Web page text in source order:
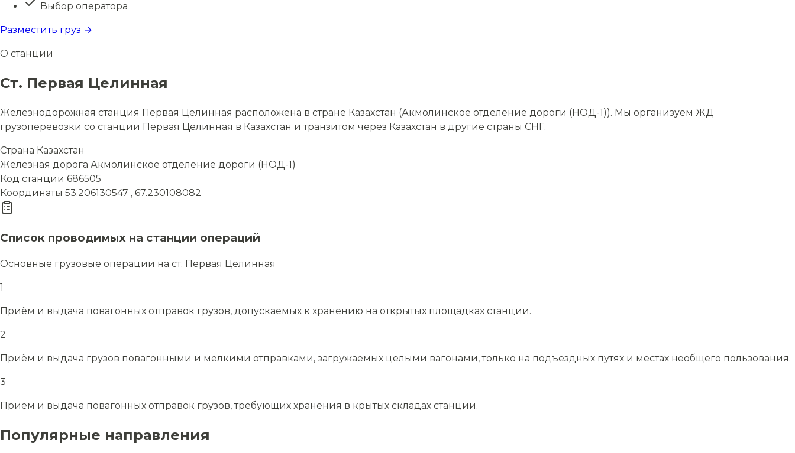
Выбор оператора
Разместить груз →
О станции
Ст. Первая Целинная
Железнодорожная станция Первая Целинная расположена в стране Казахстан (Акмолинское отделение дороги (НОД-1)). Мы организуем ЖД
грузоперевозки со станции Первая Целинная в Казахстан и транзитом через Казахстан в другие страны СНГ.
Страна Казахстан
Железная дорога Акмолинское отделение дороги (НОД-1)
Код станции 686505
Координаты 53.206130547 , 67.230108082
Список проводимых на станции операций
Основные грузовые операции на ст. Первая Целинная
1
Приём и выдача повагонных отправок грузов, допускаемых к хранению на открытых площадках станции.
2
Приём и выдача грузов повагонными и мелкими отправками, загружаемых целыми вагонами, только на подъездных путях и местах необщего пользования.
3
Приём и выдача повагонных отправок грузов, требующих хранения в крытых складах станции.
Популярные направления